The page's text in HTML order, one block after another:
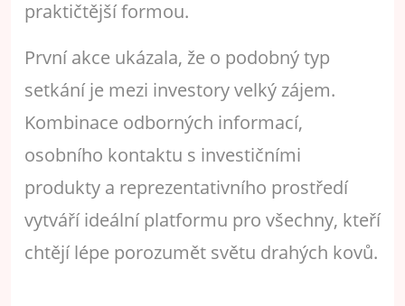
praktičtější formou.
První akce ukázala, že o podobný typ
setkání je mezi investory velký zájem.
Kombinace odborných informací,
osobního kontaktu s investičními
produkty a reprezentativního prostředí
vytváří ideální platformu pro všechny, kteří
chtějí lépe porozumět světu drahých kovů.